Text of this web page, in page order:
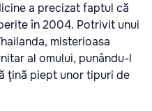
a precizat faptul că
în 2004. Potrivit unui
misterioasa
al omului, punându-l
ţină piept unor tipuri de